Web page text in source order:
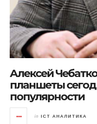
Алексей
планшеты
популярности
in ICT АНАЛИТИКА